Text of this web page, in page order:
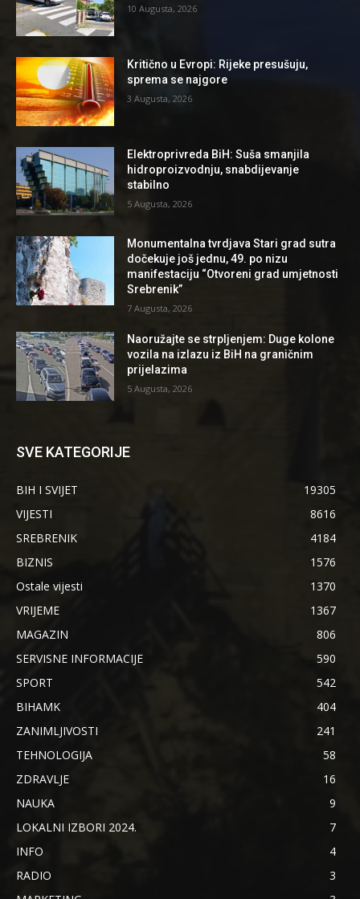
10 Augusta, 2026
Kritično u Evropi: Rijeke presušuju,
sprema se najgore
3 Augusta, 2026
Elektroprivreda BiH: Suša smanjila
hidroproizvodnju, snabdijevanje
stabilno
5 Augusta, 2026
Monumentalna tvrdjava Stari grad sutra
dočekuje još jednu, 49. po nizu
manifestaciju “Otvoreni grad umjetnosti
Srebrenik”
7 Augusta, 2026
Naoružajte se strpljenjem: Duge kolone
vozila na izlazu iz BiH na graničnim
prijelazima
5 Augusta, 2026
SVE KATEGORIJE
BIH I SVIJET
19305
VIJESTI
8616
SREBRENIK
4184
BIZNIS
1576
Ostale vijesti
1370
VRIJEME
1367
MAGAZIN
806
SERVISNE INFORMACIJE
590
SPORT
542
BIHAMK
404
ZANIMLJIVOSTI
241
TEHNOLOGIJA
58
ZDRAVLJE
16
NAUKA
9
LOKALNI IZBORI 2024.
7
INFO
4
RADIO
3